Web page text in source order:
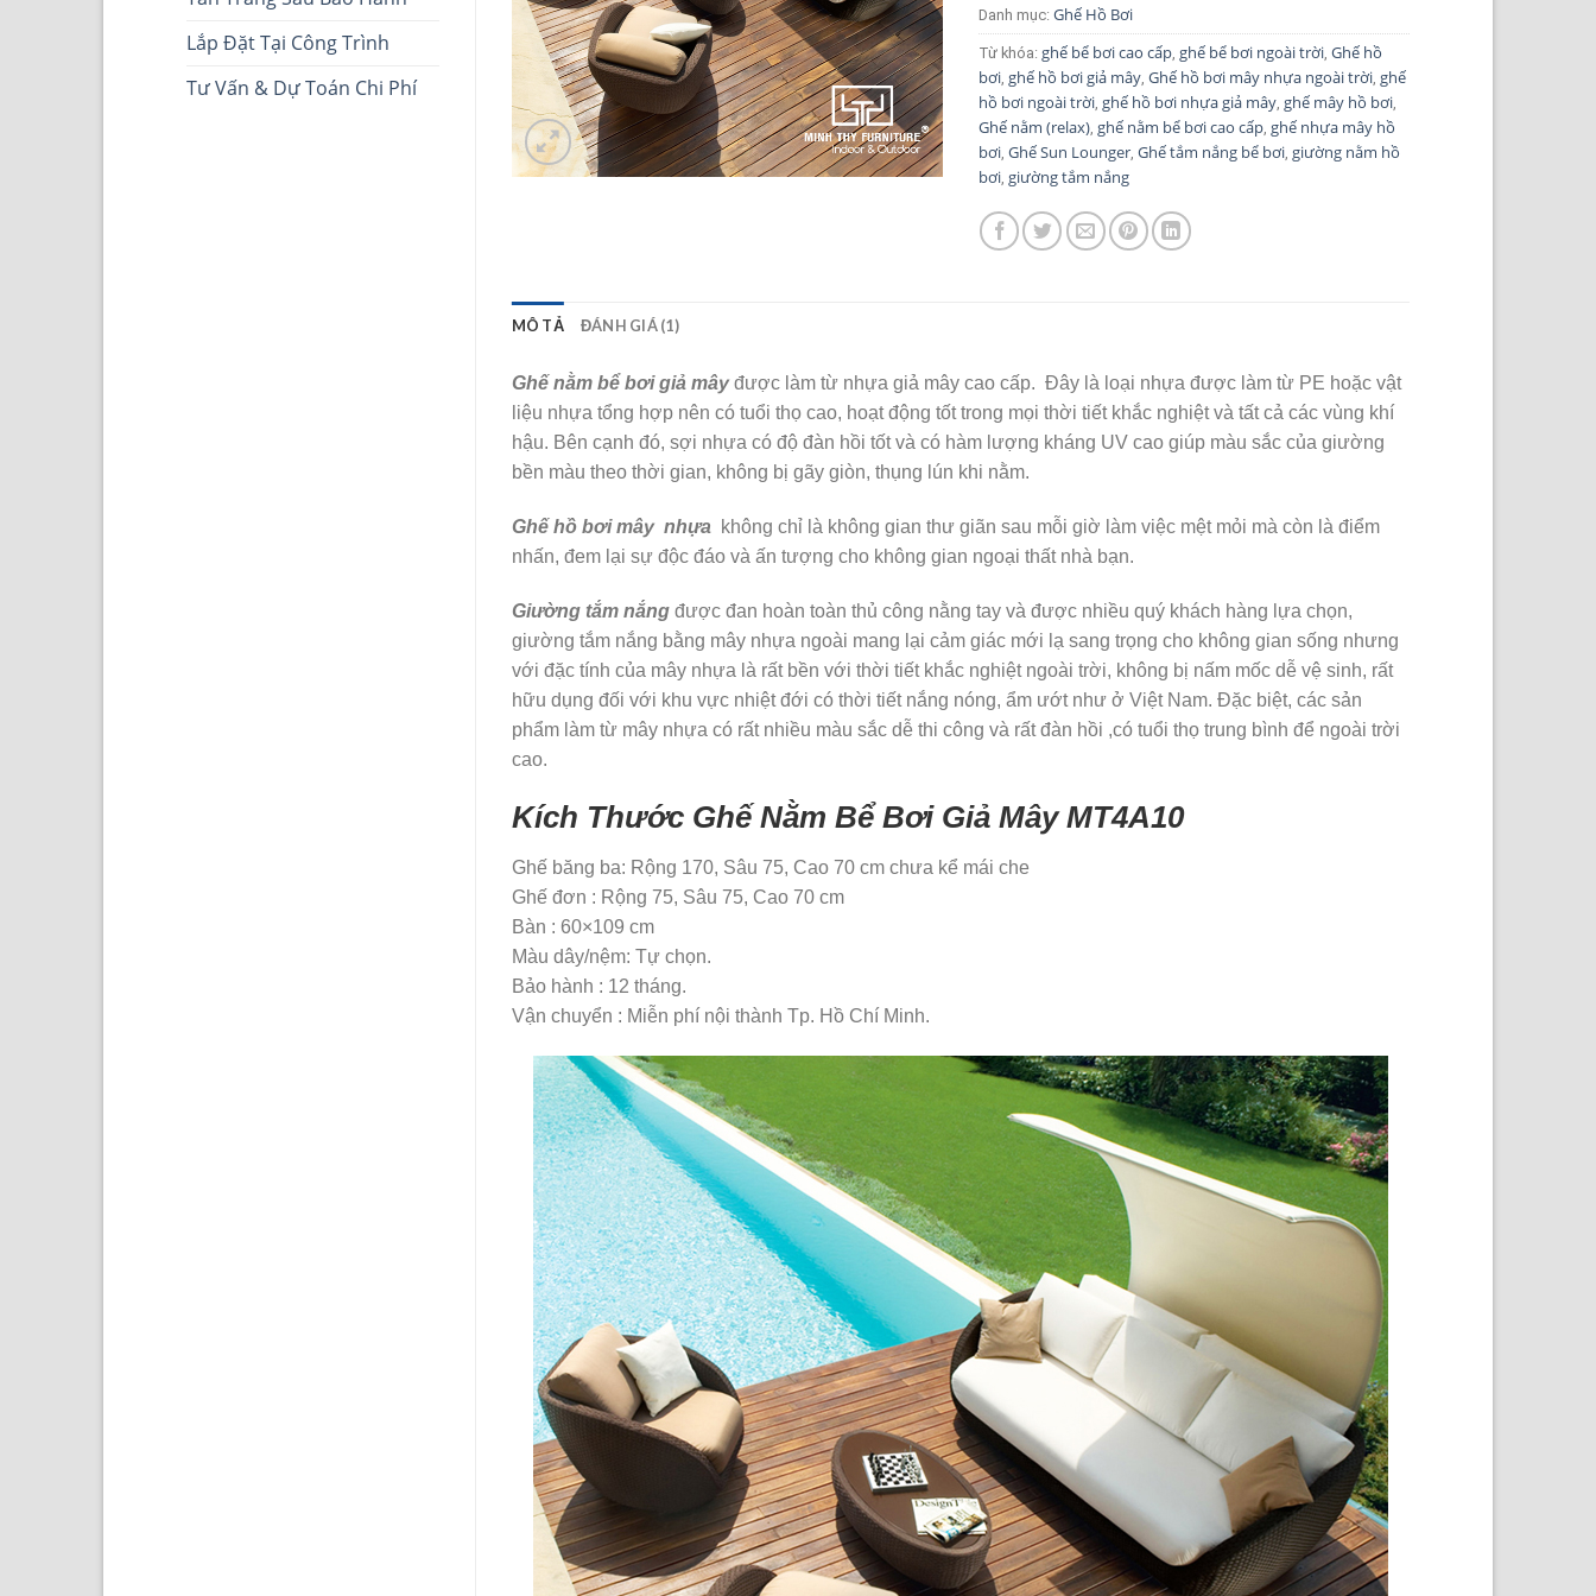
Lắp Đặt Tại Công Trình
Tư Vấn & Dự Toán Chi Phí
Danh mục: Ghế Hồ Bơi
Từ khóa: ghế bể bơi cao cấp, ghế bể bơi ngoài trời, Ghế hồ
bơi, ghế hồ bơi giả mây, Ghế hồ bơi mây nhựa ngoài trời, ghế
hồ bơi ngoài trời, ghế hồ bơi nhựa giả mây, ghế mây hồ bơi,
Ghế nằm (relax), ghế nằm bể bơi cao cấp, ghế nhựa mây hồ
bơi, Ghế Sun Lounger, Ghế tắm nắng bể bơi, giường nằm hồ
bơi, giường tắm nắng
MÔ TẢ ĐÁNH GIÁ (1)
Ghế nằm bể bơi giả mâyđược làm từ nhựa giả mây cao cấp. Đây là loại nhựa được làm từ PE hoặc vật
liệu nhựa tổng hợp nên có tuổi thọ cao, hoạt động tốt trong mọi thời tiết khắc nghiệt và tất cả các vùng khí
hậu. Bên cạnh đó, sợi nhựa có độ đàn hồi tốt và có hàm lượng kháng UV cao giúp màu sắc của giường
bền màu theo thời gian, không bị gãy giòn, thụng lún khi nằm.
Ghế hồ bơi mây nhựa
không chỉ là không gian thư giãn sau mỗi giờ làm việc mệt mỏi mà còn là điểm
nhấn, đem lại sự độc đáo và ấn tượng cho không gian ngoại thất nhà bạn.
Giường tắm nắngđược đan hoàn toàn thủ công nằng tay và được nhiều quý khách hàng lựa chọn,
giường tắm nắng bằng mây nhựa ngoài mang lại cảm giác mới lạ sang trọng cho không gian sống nhưng
với đặc tính của mây nhựa là rất bền với thời tiết khắc nghiệt ngoài trời, không bị nấm mốc dễ vệ sinh, rất
hữu dụng đối với khu vực nhiệt đới có thời tiết nắng nóng, ẩm ướt như ở Việt Nam. Đặc biệt, các sản
phẩm làm từ mây nhựa có rất nhiều màu sắc dễ thi công và rất đàn hồi ,có tuổi thọ trung bình để ngoài trời
cao.
Kích Thước Ghế Nằm Bể Bơi Giả Mây MT4A10
Ghế băng ba: Rộng 170, Sâu 75, Cao 70 cm chưa kể mái che
Ghế đơn : Rộng 75, Sâu 75, Cao 70 cm
Bàn : 60×109 cm
Màu dây/nệm: Tự chọn.
Bảo hành : 12 tháng.
Vận chuyển : Miễn​ p​hí nội thành​ Tp. Hồ Chí Minh.